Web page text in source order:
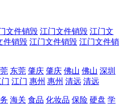
文件销毁 江门文件销毁 江门文
件销毁 江门文件销毁 江门文件销
东莞 肇庆 肇庆 佛山 佛山 深圳
江门 惠州 惠州 清远 清远
海关 食品 化妆品 保险 硬盘 学